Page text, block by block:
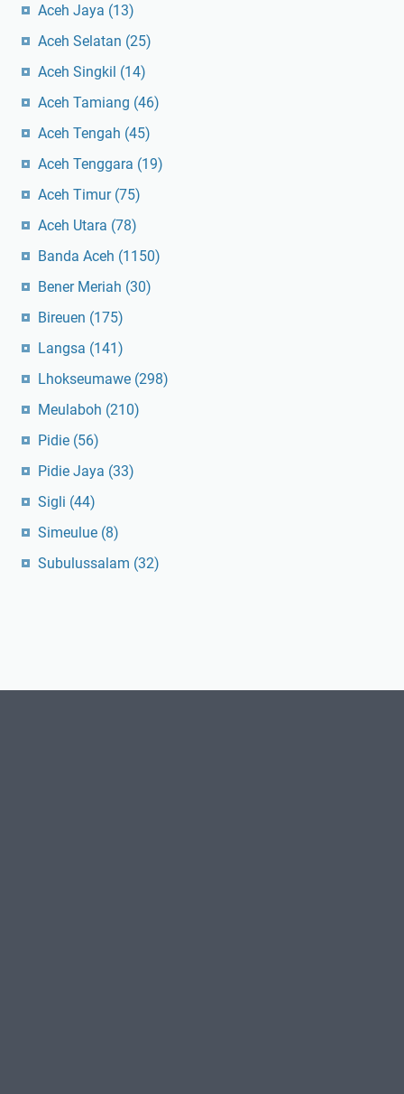
Aceh Jaya (13)
Aceh Selatan (25)
Aceh Singkil (14)
Aceh Tamiang (46)
Aceh Tengah (45)
Aceh Tenggara (19)
Aceh Timur (75)
Aceh Utara (78)
Banda Aceh (1150)
Bener Meriah (30)
Bireuen (175)
Langsa (141)
Lhokseumawe (298)
Meulaboh (210)
Pidie (56)
Pidie Jaya (33)
Sigli (44)
Simeulue (8)
Subulussalam (32)